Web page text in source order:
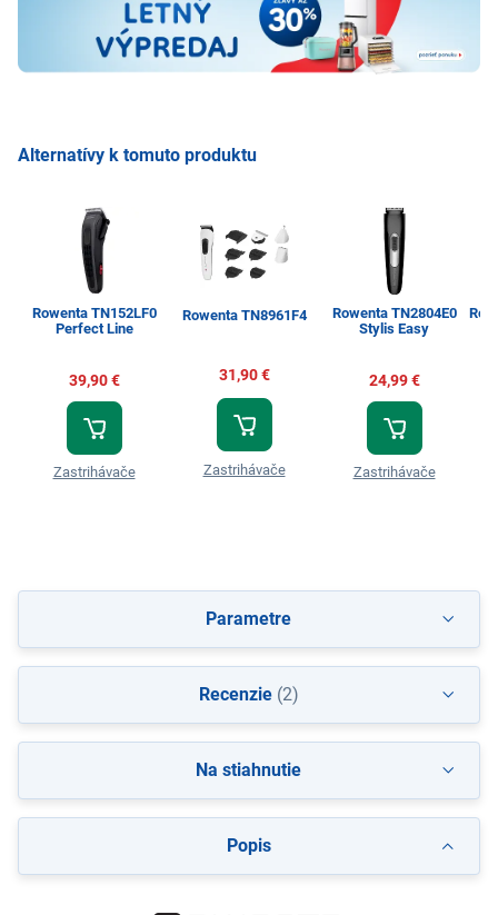
Alternatívy k tomuto produktu
Rowenta TN152LF0
Perfect Line
39,90 €
Zastrihávače
Rowenta TN8961F4
31,90 €
Zastrihávače
Rowenta TN2804E0
Stylis Easy
24,99 €
Zastrihávače
Popis
Parametre
Recenzie(2)
Na stiahnutie